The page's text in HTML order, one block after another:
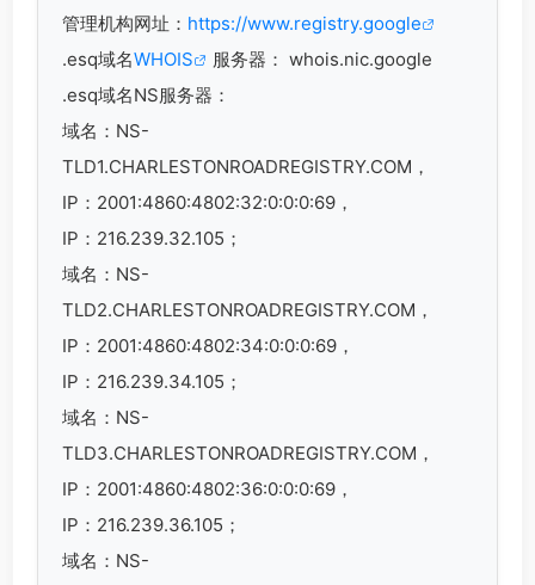
管理机构网址： https://www.registry.google
.esq域名WHOIS
服务器： whois.nic.google
.esq域名NS服务器：
域名：NS-
TLD1.CHARLESTONROADREGISTRY.COM，
IP：2001:4860:4802:32:0:0:0:69，
IP：216.239.32.105；
域名：NS-
TLD2.CHARLESTONROADREGISTRY.COM，
IP：2001:4860:4802:34:0:0:0:69，
IP：216.239.34.105；
域名：NS-
TLD3.CHARLESTONROADREGISTRY.COM，
IP：2001:4860:4802:36:0:0:0:69，
IP：216.239.36.105；
域名：NS-